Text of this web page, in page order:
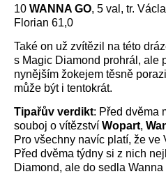
10 WANNA GO, 5 val, tr.
Florian 61,0
Také on už zvítězil na této
s Magic Diamond prohrál, ale
nynějším žokejem těsně
může být i tentokrát.
Tipařův verdikt: Před dvěma
souboj o vítězství Wopart,
Pro všechny navíc platí, že ve
Před dvěma týdny si z nich
Diamond, ale do sedla